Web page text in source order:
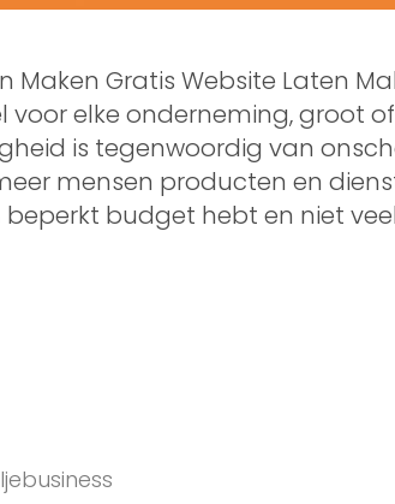
Maken Gratis Website Laten
voor elke onderneming, groot
is tegenwoordig van
mensen producten en
beperkt budget hebt en niet